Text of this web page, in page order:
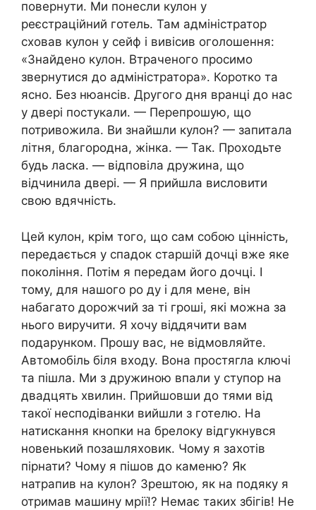
повернути. Ми понесли кулон у
реєстраційний готель. Там адміністратор
сховав кулон у сейф і вивісив оголошення:
«Знайдено кулон. Втраченого просимо
звернутися до адміністратора». Коротко та
ясно. Без нюансів. Другого дня вранці до нас
у двері постукали. — Перепрошую, що
потривожила. Ви знайшли кулон? — запитала
літня, благородна, жінка. — Так. Проходьте
будь ласка. — відповіла дружина, що
відчинила двері. — Я прийшла висловити
свою вдячність.
Цей кулон, крім того, що сам собою цінність,
передається у спадок старшій дочці вже яке
покоління. Потім я передам його дочці. І
тому, для нашого po ду і для мене, він
набагато дорожчий за ті гроші, які можна за
нього виручити. Я хочу віддячити вам
подарунком. Прошу вас, не відмовляйте.
Автомобіль біля входу. Вона простягла ключі
та пішла. Ми з дружиною впали у ступор на
двадцять хвилин. Прийшовши до тями від
такої несподіванки вийшли з готелю. На
натискання кнопки на брелоку відгукнувся
новенький позашляховик. Чому я захотів
пірнати? Чому я пішов до каменю? Як
натрапив на кулон? Зрештою, як на подяку я
отримав машину мрії!? Немає таких збігів! Не